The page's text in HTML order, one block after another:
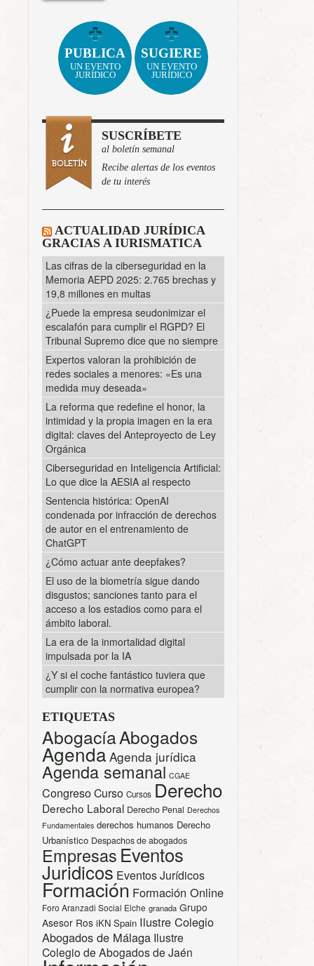
PUBLICA
UN EVENTO
JURÍDICO
SUGIERE
UN EVENTO
JURÍDICO
SUSCRÍBETE
al boletín semanal
Recibe alertas de los eventos
de tu interés
ACTUALIDAD JURÍDICA
GRACIAS A IURISMATICA
Las cifras de la ciberseguridad en la
Memoria AEPD 2025: 2.765 brechas y
19,8 millones en multas
¿Puede la empresa seudonimizar el
escalafón para cumplir el RGPD? El
Tribunal Supremo dice que no siempre
Expertos valoran la prohibición de
redes sociales a menores: «Es una
medida muy deseada»
La reforma que redefine el honor, la
intimidad y la propia imagen en la era
digital: claves del Anteproyecto de Ley
Orgánica
Ciberseguridad en Inteligencia Artificial:
Lo que dice la AESIA al respecto
Sentencia histórica: OpenAI
condenada por infracción de derechos
de autor en el entrenamiento de
ChatGPT
¿Cómo actuar ante deepfakes?
El uso de la biometría sigue dando
disgustos; sanciones tanto para el
acceso a los estadios como para el
ámbito laboral.
La era de la inmortalidad digital
impulsada por la IA
¿Y si el coche fantástico tuviera que
cumplir con la normativa europea?
ETIQUETAS
AbogacíaAbogados
Agenda Agenda jurídica
Agenda semanal CGAE
CongresoCurso Cursos Derecho
Derecho Laboral Derecho Penal Derechos
Fundamentales derechos humanos Derecho
Urbanístico Despachos de abogados
Empresas Eventos
Juridicos Eventos Jurídicos
Formación Formación Online
Foro Aranzadi Social Elche granada Grupo
Asesor Ros iKN Spain Ilustre Colegio
Abogados de Málaga Ilustre
Colegio de Abogados de Jaén